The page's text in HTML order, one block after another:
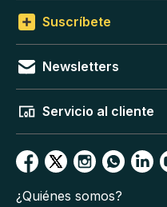
Suscríbete
Newsletters
Servicio al cliente
¿Quiénes somos?